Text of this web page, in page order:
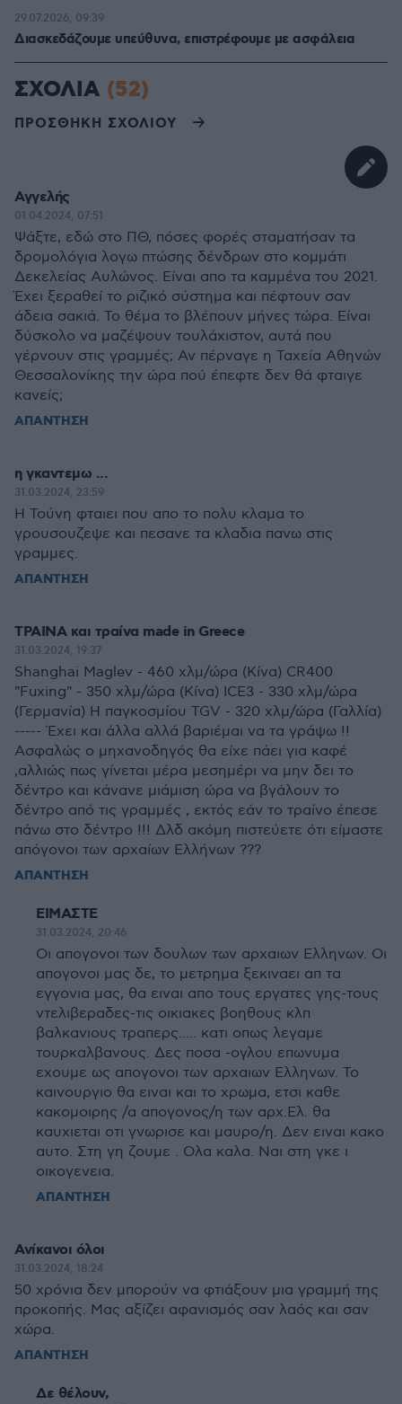
Διασκεδάζουμε υπεύθυνα, επιστρέφουμε με ασφάλεια
29.07.2026, 09:39
ΣΧΟΛΙΑ (52)
ΠΡΟΣΘΗΚΗ ΣΧΟΛΙΟΥ
Αγγελής
01.04.2024, 07:51
Ψάξτε, εδώ στο ΠΘ, πόσες φορές σταματήσαν τα
δρομολόγια λογω πτώσης δένδρων στο κομμάτι
Δεκελείας Αυλώνος. Είναι απο τα καμμένα του 2021.
Έχει ξεραθεί το ριζικό σύστημα και πέφτουν σαν
άδεια σακιά. Το θέμα το βλέπουν μήνες τώρα. Είναι
δύσκολο να μαζέψουν τουλάχιστον, αυτά που
γέρνουν στις γραμμές; Αν πέρναγε η Ταχεία Αθηνών
Θεσσαλονίκης την ώρα πού έπεφτε δεν θά φταιγε
κανείς;
ΑΠΑΝΤΗΣΗ
η γκαντεμω ...
31.03.2024, 23:59
Η Τούνη φταιει που απο το πολυ κλαμα το
γρουσουζεψε και πεσανε τα κλαδια πανω στις
γραμμες.
ΑΠΑΝΤΗΣΗ
ΤΡΑΙΝΑ και τραίνα made in Greece
31.03.2024, 19:37
Shanghai Maglev - 460 χλμ/ώρα (Κίνα) CR400
"Fuxing" - 350 χλμ/ώρα (Κίνα) ICE3 - 330 χλμ/ώρα
(Γερμανία) Η παγκοσμίου TGV - 320 χλμ/ώρα (Γαλλία)
----- Έχει και άλλα αλλά βαριέμαι να τα γράψω !!
Ασφαλώς ο μηχανοδηγός θα είχε πάει για καφέ
,αλλιώς πως γίνεται μέρα μεσημέρι να μην δει το
δέντρο και κάνανε μιάμιση ώρα να βγάλουν το
δέντρο από τις γραμμές , εκτός εάν το τραίνο έπεσε
πάνω στο δέντρο !!! Δλδ ακόμη πιστεύετε ότι είμαστε
απόγονοι των αρχαίων Ελλήνων ???
ΑΠΑΝΤΗΣΗ
ΕΙΜΑΣΤΕ
31.03.2024, 20:46
Οι απογονοι των δουλων των αρχαιων Ελληνων. Οι
απογονοι μας δε, το μετρημα ξεκιναει απ τα
εγγονια μας, θα ειναι απο τους εργατες γης-τους
ντελιβεραδες-τις οικιακες βοηθους κλπ
βαλκανιους τραπερς..... κατι οπως λεγαμε
τουρκαλβανους. Δες ποσα -ογλου επωνυμα
εχουμε ως απογονοι των αρχαιων Ελληνων. Το
καινουργιο θα ειναι και το χρωμα, ετσι καθε
κακομοιρης /α απογονος/η των αρχ.Ελ. θα
καυχιεται οτι γνωρισε και μαυρο/η. Δεν ειναι κακο
αυτο. Στη γη ζουμε . Ολα καλα. Ναι στη γκε ι
οικογενεια.
ΑΠΑΝΤΗΣΗ
Ανίκανοι όλοι
31.03.2024, 18:24
50 χρόνια δεν μπορούν να φτιάξουν μια γραμμή της
προκοπής. Μας αξίζει αφανισμός σαν λαός και σαν
χώρα.
ΑΠΑΝΤΗΣΗ
Δε θέλουν,